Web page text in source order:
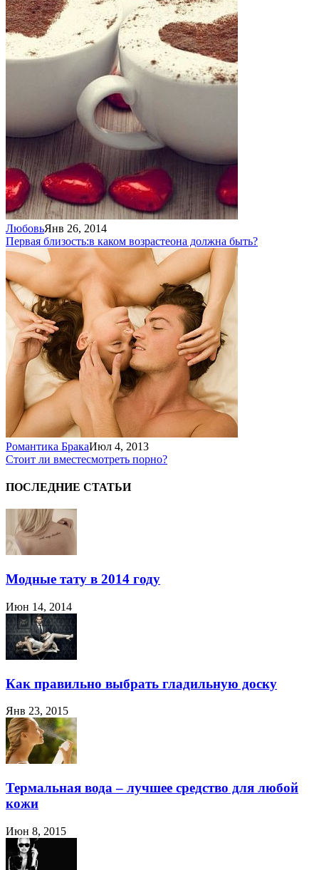
ЛюбовьЯнв 26, 2014
Первая близость:в каком возрастеона должна быть?
Романтика БракаИюл 4, 2013
Стоит ли вместесмотреть порно?
ПОСЛЕДНИЕ СТАТЬИ
Модные тату в 2014 году
Июн 14, 2014
Как правильно выбрать гладильную доску
Янв 23, 2015
Термальная вода – лучшее средство для любой
кожи
Июн 8, 2015